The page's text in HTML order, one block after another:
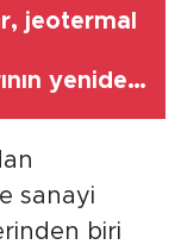
jeotermal
yeniden
sanayi
biri